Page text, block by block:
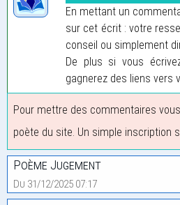
En mettant un
sur cet écrit : votre
conseil ou simplement
De plus si vous
gagnerez des liens vers
Pour mettre des commentaires
poète du site. Un simple inscription
Poème Jugement
Du 31/12/2025 07:17